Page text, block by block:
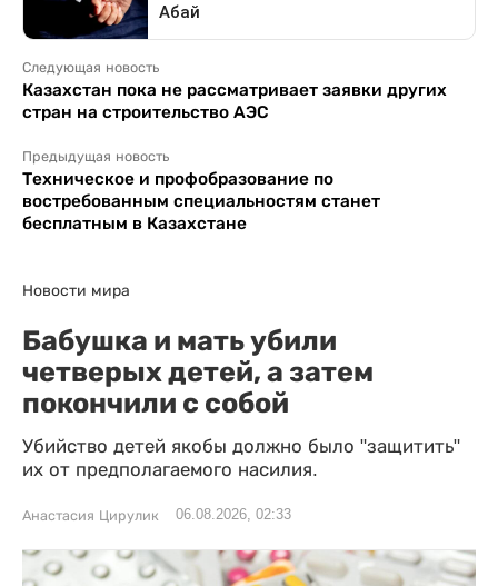
Следующая новость
Казахстан пока не рассматривает заявки других
стран на строительство АЭС
Предыдущая новость
Техническое и профобразование по
востребованным специальностям станет
бесплатным в Казахстане
Новости мира
Бабушка и мать убили
четверых детей, а затем
покончили с собой
Убийство детей якобы должно было "защитить"
их от предполагаемого насилия.
Анастасия Цирулик 06.08.2026, 02:33